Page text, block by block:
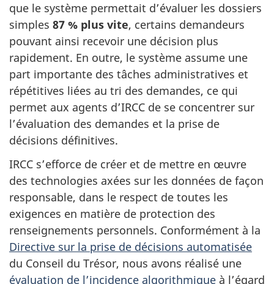
que le système permettait d’évaluer les dossiers
simples 87 % plus vite, certains demandeurs
pouvant ainsi recevoir une décision plus
rapidement. En outre, le système assume une
part importante des tâches administratives et
répétitives liées au tri des demandes, ce qui
permet aux agents d’IRCC de se concentrer sur
l’évaluation des demandes et la prise de
décisions définitives.
IRCC s’efforce de créer et de mettre en œuvre
des technologies axées sur les données de façon
responsable, dans le respect de toutes les
exigences en matière de protection des
renseignements personnels. Conformément à la
Directive sur la prise de décisions automatisée
du Conseil du Trésor, nous avons réalisé une
évaluation de l’incidence algorithmique à l’égard